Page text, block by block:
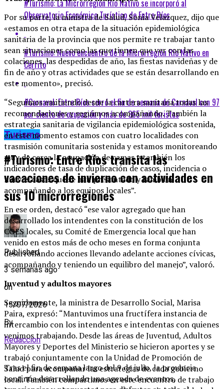
Por su parte, la ministra de Salud, Sonia Velazquez, dijo que
«estamos en otra etapa de la situación epidemiológica
sanitaria de la provincia que nos permite re trabajar tanto
sean situaciones como las que tienen que ver con las
colaciones, las despedidas de año, las fiestas navideñas y de
fin de año y otras actividades que se están desarrollando en
este momento», precisó.
“Seguimos emitiendo desde la cartera sanitaria todas las
recomendaciones y seguimos acompañando. También la
estrategia sanitaria de vigilancia epidemiológica sostenida,
en este momento estamos con cuatro localidades con
trasmisión comunitaria sostenida y estamos monitoreando
muy de cerca la ocupación de camas y también los
indicadores de tasa de duplicación de casos, incidencia o
nuevos casos que se han presentado y también
acompañando a los equipos locales”.
En ese orden, destacó “ese valor agregado que han
desarrollado los intendentes con la constitución de los
COES locales, su Comité de Emergencia local que han
venido en estos más de ocho meses en forma conjunta
desarrollando acciones llevando adelante acciones cívicas,
acompañando y teniendo un equilibro del manejo”, valoró.
Juventud y adultos mayores
Seguidamente, la ministra de Desarrollo Social, Marisa
Paira, expresó: “Mantuvimos una fructífera instancia de
intercambio con los intendentes e intendentas con quienes
venimos trabajando. Desde las áreas de Juventud, Adultos
Mayores y Deportes del Ministerio se hicieron aportes y se
trabajó conjuntamente con la Unidad de Promoción de
Salud para acompañar las estrategias de cada gobierno
local. También compartimos en este encuentro de trabajo
#Turismo: La Microrregión Río Nativo se incorporó al
Observatorio Económico Turístico de Entre Ríos
#Turismo: Nuevo encuentro de la Microrregión Río Nativo en
Cerrito
#Carnaval: Entre Ríos cerró el fin de semana de Carnaval con 97
por ciento de ocupación y más de 365 mil turistas
Turismo
#Turismo: Entre Ríos transita las
vacaciones de invierno con actividades en
sus 10 microrregiones
Published
3 semanas ago
on
15/07/2026
By
Redaccion
Tras el fin de semana largo del 9 de julio, la provincia
continúa desarrollando una agenda de eventos,